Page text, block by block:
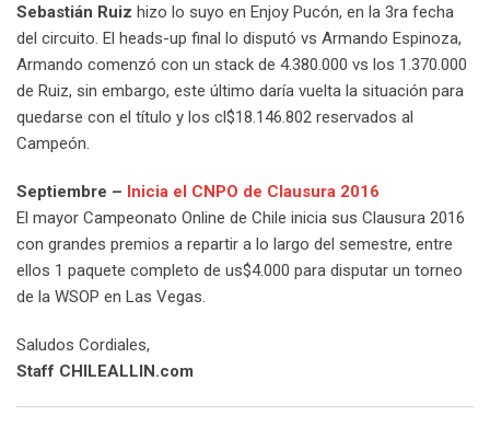
Sebastián Ruiz hizo lo suyo en Enjoy Pucón, en la 3ra fecha
del circuito. El heads-up final lo disputó vs Armando Espinoza,
Armando comenzó con un stack de 4.380.000 vs los 1.370.000
de Ruiz, sin embargo, este último daría vuelta la situación para
quedarse con el título y los cl$18.146.802 reservados al
Campeón.
Septiembre – Inicia el CNPO de Clausura 2016
El mayor Campeonato Online de Chile inicia sus Clausura 2016
con grandes premios a repartir a lo largo del semestre, entre
ellos 1 paquete completo de us$4.000 para disputar un torneo
de la WSOP en Las Vegas.
Saludos Cordiales,
Staff CHILEALLIN.com